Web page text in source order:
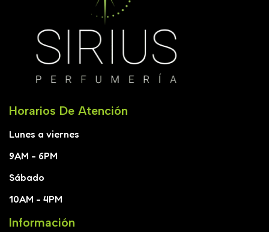
Horarios De Atención
Lunes a viernes
9AM - 6PM
Sábado
10AM - 4PM
Información